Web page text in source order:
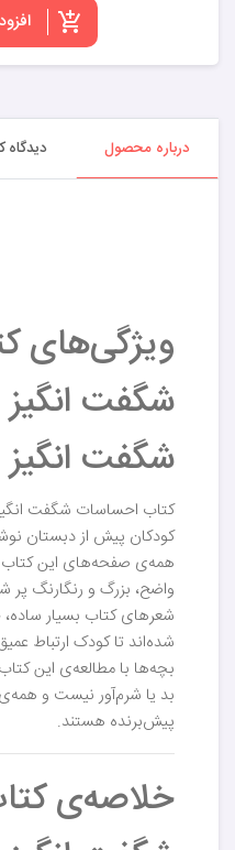
درباره محصول دیدگاه
ویژگی‌های
شگفت
شگفت انگیز
کتاب احساسات شگفت
کودکان پیش از دبستان
همه‌ی صفحه‌های این کتاب
واضح، بزرگ و رنگارنگ پر
شعرهای کتاب بسیار
شده‌اند تا کودک ارتباط
بچه‌ها با مطالعه‌ی این
بد یا شرم‌آور نیست و
پیش‌برنده هستند.
خلاصه‌ی